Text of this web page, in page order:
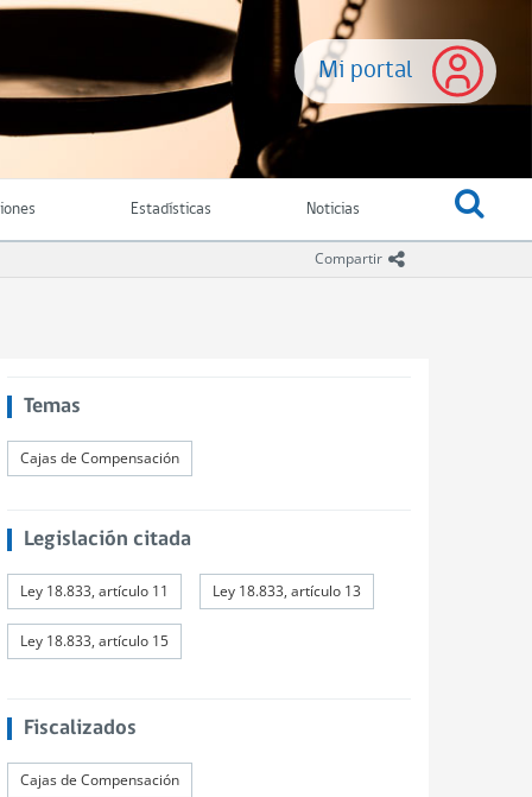
Mi portal
Estadísticas Noticias
Compartir icono compartir
Temas
Cajas de Compensación
Legislación citada
Ley 18.833, artículo 11 Ley 18.833, artículo 13
Ley 18.833, artículo 15
Fiscalizados
Cajas de Compensación